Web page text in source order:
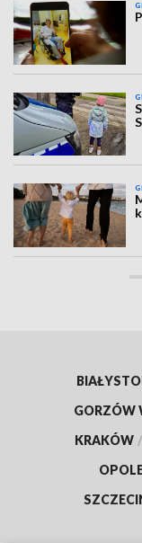
GORZÓW
KRAKÓW /